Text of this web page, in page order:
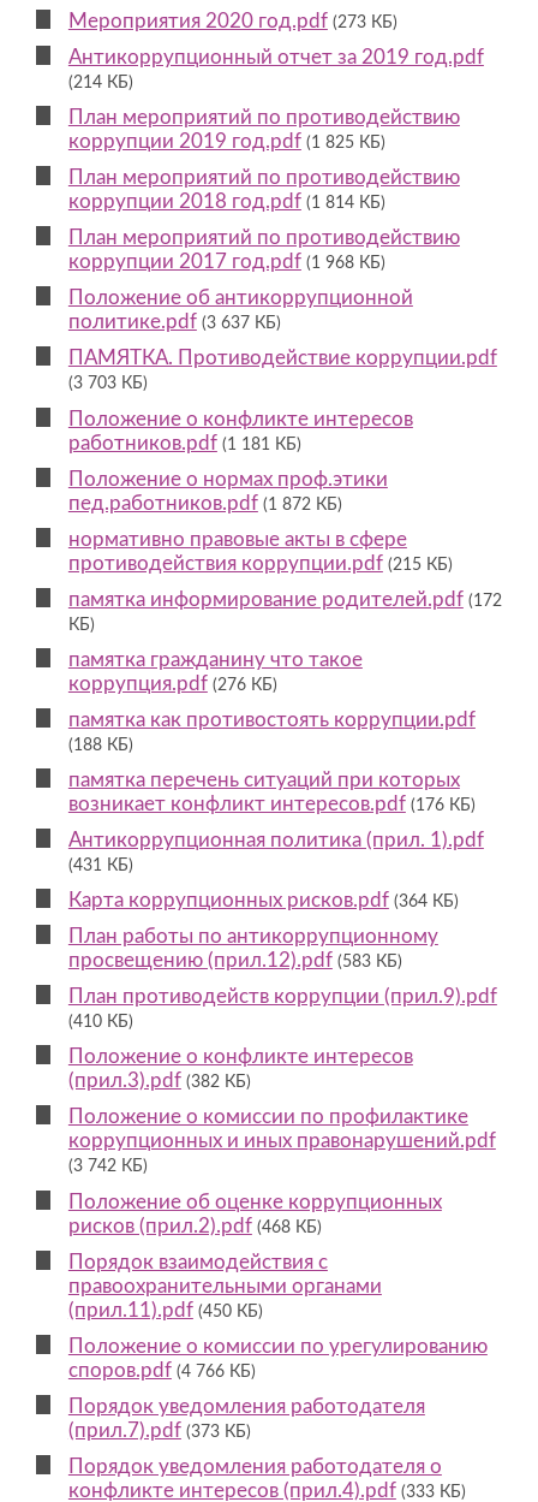
Мероприятия 2020 год.pdf (273 КБ)
Антикоррупционный отчет за 2019 год.pdf
(214 КБ)
План мероприятий по противодействию
коррупции 2019 год.pdf (1 825 КБ)
План мероприятий по противодействию
коррупции 2018 год.pdf (1 814 КБ)
План мероприятий по противодействию
коррупции 2017 год.pdf (1 968 КБ)
Положение об антикоррупционной
политике.pdf (3 637 КБ)
ПАМЯТКА. Противодействие коррупции.pdf
(3 703 КБ)
Положение о конфликте интересов
работников.pdf (1 181 КБ)
Положение о нормах проф.этики
пед.работников.pdf (1 872 КБ)
нормативно правовые акты в сфере
противодействия коррупции.pdf (215 КБ)
памятка информирование родителей.pdf (172
КБ)
памятка гражданину что такое
коррупция.pdf (276 КБ)
памятка как противостоять коррупции.pdf
(188 КБ)
памятка перечень ситуаций при которых
возникает конфликт интересов.pdf (176 КБ)
Антикоррупционная политика (прил. 1).pdf
(431 КБ)
Карта коррупционных рисков.pdf (364 КБ)
План работы по антикоррупционному
просвещению (прил.12).pdf (583 КБ)
План противодейств коррупции (прил.9).pdf
(410 КБ)
Положение о конфликте интересов
(прил.3).pdf (382 КБ)
Положение о комиссии по профилактике
коррупционных и иных правонарушений.pdf
(3 742 КБ)
Положение об оценке коррупционных
рисков (прил.2).pdf (468 КБ)
Порядок взаимодействия с
правоохранительными органами
(прил.11).pdf (450 КБ)
Положение о комиссии по урегулированию
споров.pdf (4 766 КБ)
Порядок уведомления работодателя
(прил.7).pdf (373 КБ)
Порядок уведомления работодателя о
конфликте интересов (прил.4).pdf (333 КБ)